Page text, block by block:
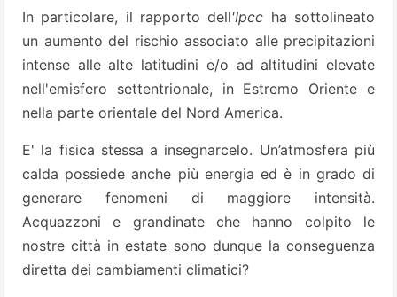
In particolare, il rapporto dell'Ipcc ha sottolineato
un aumento del rischio associato alle precipitazioni
intense alle alte latitudini e/o ad altitudini elevate
nell'emisfero settentrionale, in Estremo Oriente e
nella parte orientale del Nord America.
E' la fisica stessa a insegnarcelo. Un’atmosfera più
calda possiede anche più energia ed è in grado di
generare fenomeni di maggiore intensità.
Acquazzoni e grandinate che hanno colpito le
nostre città in estate sono dunque la conseguenza
diretta dei cambiamenti climatici?